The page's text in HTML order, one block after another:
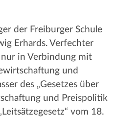
der Freiburger Schule
Erhards. Verfechter
in Verbindung mit
und
des „Gesetzes über
und Preispolitik
vom 18.